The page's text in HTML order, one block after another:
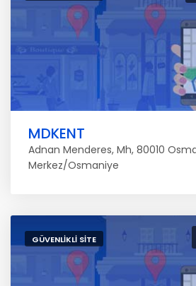
MDKENT
Adnan Menderes, Mh, 80010
Merkez/Osmaniye
GÜVENLIKLI SITE